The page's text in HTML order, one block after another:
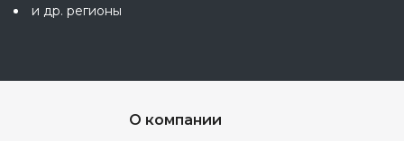
и др. регионы
О компании